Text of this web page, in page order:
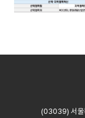
(03039) 서울